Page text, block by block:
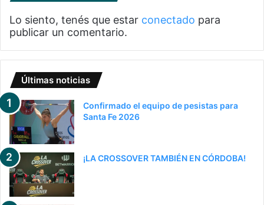
Lo siento, tenés que estar conectado para
publicar un comentario.
Últimas noticias
Confirmado el equipo de pesistas para
Santa Fe 2026
¡LA CROSSOVER TAMBIÉN EN CÓRDOBA!